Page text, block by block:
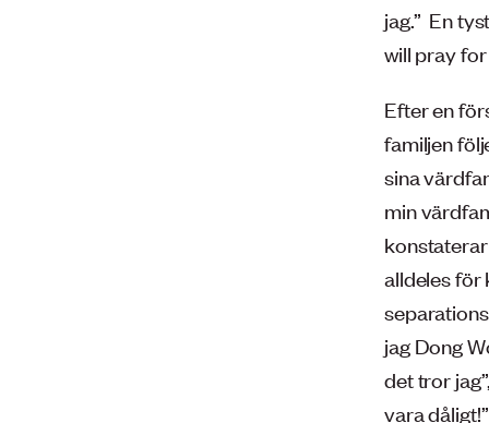
jag.” En
will pray
Efter en
familjen
sina
min
alldeles för
jag Dong
det tror
vara dåligt!”